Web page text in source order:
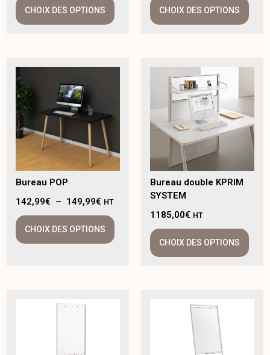
CHOIX DES OPTIONS CHOIX DES OPTIONS
Bureau POP
142,99€ – 149,99€ HT
CHOIX DES OPTIONS
Bureau double KPRIM
SYSTEM
1185,00€ HT
CHOIX DES OPTIONS